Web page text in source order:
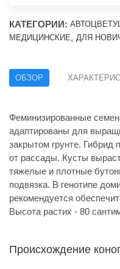
КАТЕГОРИИ:
МЕДИЦИНСКИЕ, ДЛЯ
ОБЗОР
Феминизированные
адаптированы для
закрытом грунте. Гибрид
от рассады. Кусты
тяжелые и плотные
подвязка. В генотипе
рекомендуется
Высота растих - 80
Происхождение